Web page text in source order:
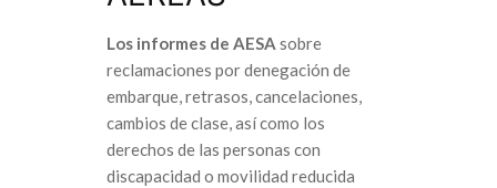
Los informes de AESA sobre
reclamaciones por denegación de
embarque, retrasos, cancelaciones,
cambios de clase, así como los
derechos de las personas con
discapacidad o movilidad reducida